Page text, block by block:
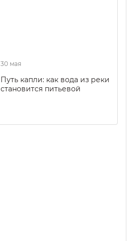
30 мая
Путь капли: как вода из реки
становится питьевой